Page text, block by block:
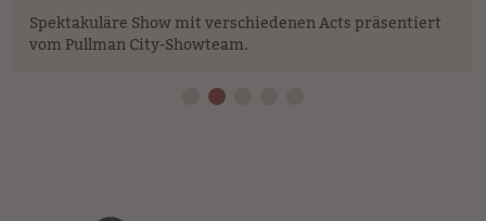
Spektakuläre Show mit verschiedenen Acts präsentiert
vom Pullman City-Showteam.